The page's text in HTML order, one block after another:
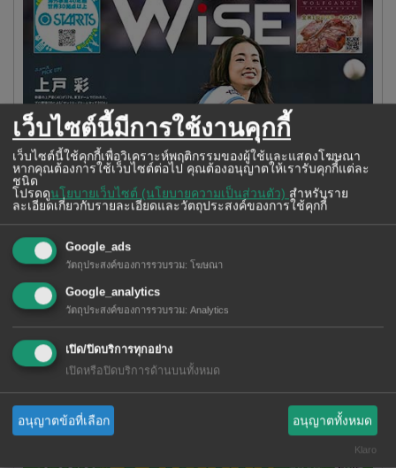
เว็บไซต์นี้มีการใช้งานคุกกี้
เว็บไซต์นี้ใช้คุกกี้เพื่อวิเคราะห์พฤติกรรมของผู้ใช้และแสดงโฆษณา
หากคุณต้องการใช้เว็บไซต์ต่อไป คุณต้องอนุญาตให้เรารับคุกกี้แต่ละ
ชนิด
โปรดดูนโยบายเว็บไซต์ (นโยบายความเป็นส่วนตัว) สำหรับราย
ละเอียดเกี่ยวกับรายละเอียดและวัตถุประสงค์ของการใช้คุกกี้
Google_ads
วัตถุประสงค์ของการรวบรวม: โฆษณา
Google_analytics
วัตถุประสงค์ของการรวบรวม: Analytics
เปิด/ปิดบริการทุกอย่าง
เปิดหรือปิดบริการด้านบนทั้งหมด
อนุญาตข้อที่เลือก อนุญาตทั้งหมด
Klaro